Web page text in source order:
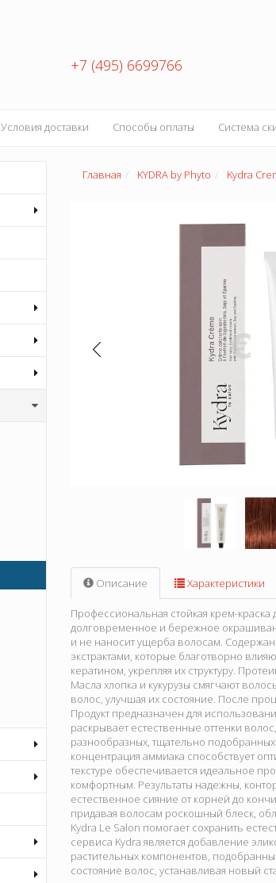
+7 (495) 6699766
Условия доставки Способы оплаты Система
Главная KYDRA by Phyto Kydra
Описание Характеристики
Профессиональная стойкая крем-
долговременное и бережное
и не наносит ущерба волосам.
экстрактами, которые благотворно
кератином, укрепляя их структуру.
Масла хлопка и кукурузы смягчают
волос, улучшая их состояние. После
Продукт предназначен для
раскрывает естественные оттенки
разнообразных, тщательно
концентрация аммиака способствует
текстуре обеспечивается идеальное
комфортным. Результаты надежны,
естественное сияние от корней до
придавая волосам роскошный блеск,
Kydra Le Salon помогает сохранить
сервиса Kydra является добавление
растительных компонентов,
состояние волос, устанавливая новый